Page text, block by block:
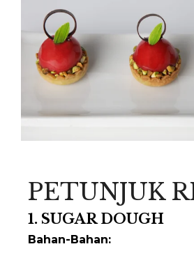
PETUNJUK
1. SUGAR DOUGH
Bahan-Bahan: